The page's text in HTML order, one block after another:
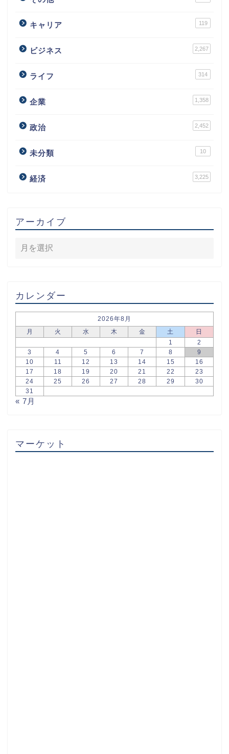
キャリア 119
ビジネス 2,267
ライフ 314
企業 1,358
政治 2,452
未分類 10
経済 3,225
アーカイブ
カレンダー
2026年8月
月
火 水 木 金 土
日
1
2
3
4 5 6 7 8
9
10
11 12 13 14 15
16
17
18 19 20 21 22
23
24
25 26 27 28 29
30
31
« 7月
マーケット